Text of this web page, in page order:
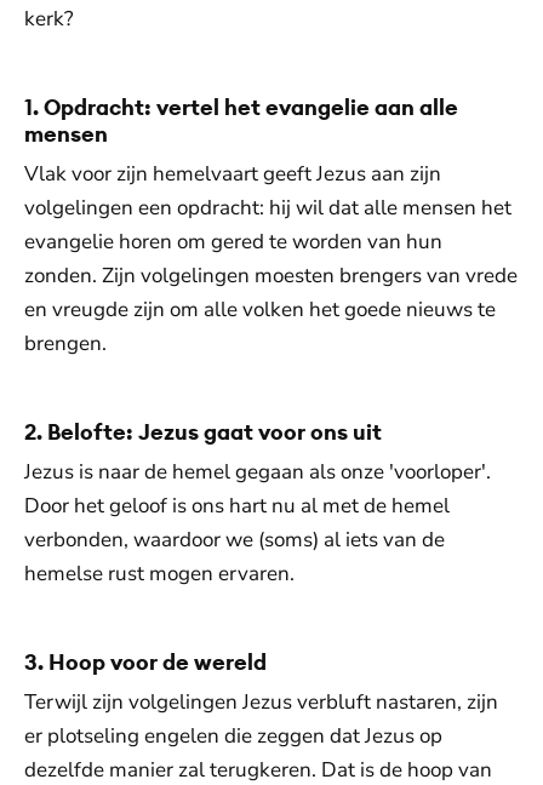
kerk?
1. Opdracht: vertel het evangelie aan alle
mensen
Vlak voor zijn hemelvaart geeft Jezus aan zijn
volgelingen een opdracht: hij wil dat alle mensen het
evangelie horen om gered te worden van hun
zonden. Zijn volgelingen moesten brengers van vrede
en vreugde zijn om alle volken het goede nieuws te
brengen.
2. Belofte: Jezus gaat voor ons uit
Jezus is naar de hemel gegaan als onze 'voorloper'.
Door het geloof is ons hart nu al met de hemel
verbonden, waardoor we (soms) al iets van de
hemelse rust mogen ervaren.
3. Hoop voor de wereld
Terwijl zijn volgelingen Jezus verbluft nastaren, zijn
er plotseling engelen die zeggen dat Jezus op
dezelfde manier zal terugkeren. Dat is de hoop van